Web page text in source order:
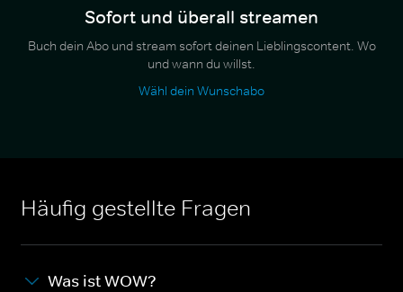
Sofort und überall streamen
Buch dein Abo und stream sofort deinen Lieblingscontent. Wo
und wann du willst.
Wähl dein Wunschabo
Häufig gestellte Fragen
Was ist WOW?